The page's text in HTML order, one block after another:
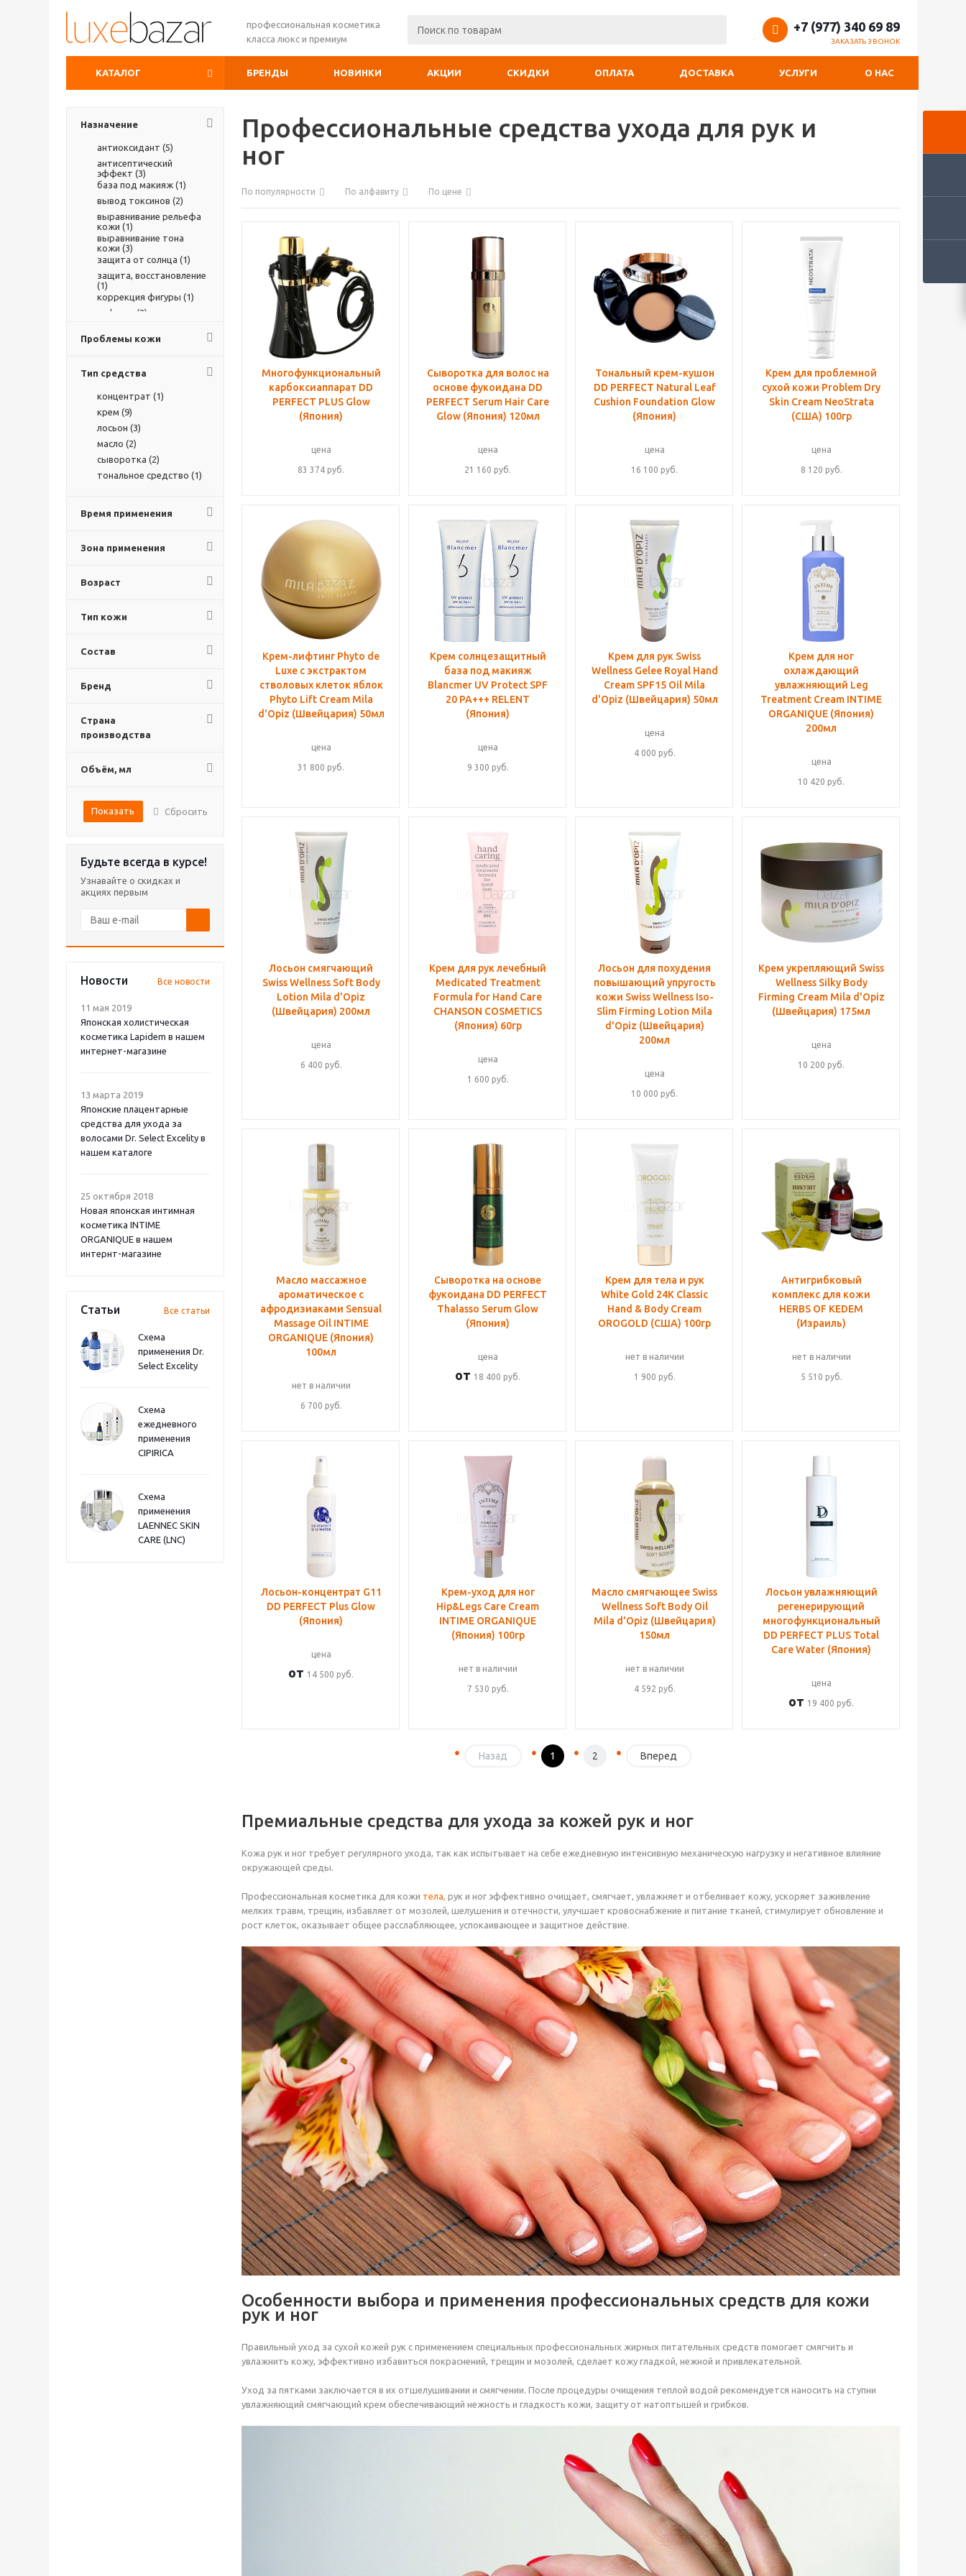
профессиональная косметика
класса люкс и премиум
+7 (977) 340 69 89
ЗАКАЗАТЬ ЗВОНОК
КАТАЛОГ БРЕНДЫ НОВИНКИ АКЦИИ СКИДКИ ОПЛАТА ДОСТАВКА УСЛУГИ О НАС
Назначение
антиоксидант (5)
антисептический
эффект (3)
база под макияж (1)
вывод токсинов (2)
выравнивание рельефа
кожи (1)
выравнивание тона
кожи (3)
защита от солнца (1)
защита, восстановление
(1)
коррекция фигуры (1)
лифтинг (2)
омоложение (3
после лазерных
похудение (1)
регенерация (
себорегулирование (
тонизирование (
увлажнение (11
укрепление сосудов ( 4)
действие (7)
Проблемы кожи
Тип средства
концентрат (1)
крем (9)
лосьон (3)
масло (2)
сыворотка (2)
тональное средство (1)
Время применения
Зона применения
Возраст
Тип кожи
Состав
Бренд
Страна
производства
Объём, мл
Показать Сбросить
Будьте всегда в курсе!
Узнавайте о скидках и
акциях первым
Новости Все новости
11 мая 2019
Японская холистическая
косметика Lapidem в нашем
интернет-магазине
13 марта 2019
Японские плацентарные
средства для ухода за
волосами Dr. Select Excelity в
нашем каталоге
25 октября 2018
Новая японская интимная
косметика INTIME
ORGANIQUE в нашем
интернт-магазине
Статьи Все статьи
Схема
применения Dr.
Select Excelity
Схема
ежедневного
применения
CIPIRICA
Схема
применения
LAENNEC SKIN
CARE (LNC)
Профессиональные средства ухода для рук и
ног
По популярности По алфавиту По цене
Многофункциональный
карбоксиаппарат DD
PERFECT PLUS Glow
(Япония)
цена
83 374 руб.
Сыворотка для волос на
основе фукоидана DD
PERFECT Serum Hair Care
Glow (Япония) 120мл
цена
21 160 руб.
Тональный крем-кушон
DD PERFECT Natural Leaf
Cushion Foundation Glow
(Япония)
цена
16 100 руб.
Крем для проблемной
сухой кожи Problem Dry
Skin Cream NeoStrata
(США) 100гр
цена
8 120 руб.
Крем-лифтинг Phyto de
Luxe с экстрактом
стволовых клеток яблок
Phyto Lift Cream Mila
d'Opiz (Швейцария) 50мл
цена
31 800 руб.
Крем солнцезащитный
база под макияж
Blancmer UV Protect SPF
20 PA+++ RELENT
(Япония)
цена
9 300 руб.
Крем для рук Swiss
Wellness Gelee Royal Hand
Cream SPF15 Oil Mila
d'Opiz (Швейцария) 50мл
цена
4 000 руб.
Крем для ног
охлаждающий
увлажняющий Leg
Treatment Cream INTIME
ORGANIQUE (Япония)
200мл
цена
10 420 руб.
Лосьон смягчающий
Swiss Wellness Soft Body
Lotion Mila d'Opiz
(Швейцария) 200мл
цена
6 400 руб.
Крем для рук лечебный
Medicated Treatment
Formula for Hand Care
CHANSON COSMETICS
(Япония) 60гр
цена
1 600 руб.
Лосьон для похудения
повышающий упругость
кожи Swiss Wellness Iso-
Slim Firming Lotion Mila
d'Opiz (Швейцария)
200мл
цена
10 000 руб.
Крем укрепляющий Swiss
Wellness Silky Body
Firming Cream Mila d'Opiz
(Швейцария) 175мл
цена
10 200 руб.
Масло массажное
ароматическое с
афродизиаками Sensual
Massage Oil INTIME
ORGANIQUE (Япония)
100мл
нет в наличии
6 700 руб.
Сыворотка на основе
фукоидана DD PERFECT
Thalasso Serum Glow
(Япония)
цена
от 18 400 руб.
Крем для тела и рук
White Gold 24K Classic
Hand & Body Cream
OROGOLD (США) 100гр
нет в наличии
1 900 руб.
Антигрибковый
комплекс для кожи
HERBS OF KEDEM
(Израиль)
нет в наличии
5 510 руб.
Лосьон-концентрат G11
DD PERFECT Plus Glow
(Япония)
цена
от 14 500 руб.
Крем-уход для ног
Hip&Legs Care Cream
INTIME ORGANIQUE
(Япония) 100гр
нет в наличии
7 530 руб.
Масло смягчающее Swiss
Wellness Soft Body Oil
Mila d'Opiz (Швейцария)
150мл
нет в наличии
4 592 руб.
Лосьон увлажняющий
регенерирующий
многофункциональный
DD PERFECT PLUS Total
Care Water (Япония)
цена
от 19 400 руб.
Назад 1 2 Вперед
Премиальные средства для ухода за кожей рук и ног
Кожа рук и ног требует регулярного ухода, так как испытывает на себе ежедневную интенсивную механическую нагрузку и негативное влияние
окружающей среды.
Профессиональная косметика для кожи тела, рук и ног эффективно очищает, смягчает, увлажняет и отбеливает кожу, ускоряет заживление
мелких травм, трещин, избавляет от мозолей, шелушения и отечности, улучшает кровоснабжение и питание тканей, стимулирует обновление и
рост клеток, оказывает общее расслабляющее, успокаивающее и защитное действие.
Особенности выбора и применения профессиональных средств для кожи
рук и ног
Правильный уход за сухой кожей рук с применением специальных профессиональных жирных питательных средств помогает смягчить и
увлажнить кожу, эффективно избавиться покраснений, трещин и мозолей, сделает кожу гладкой, нежной и привлекательной.
Уход за пятками заключается в их отшелушивании и смягчении. После процедуры очищения теплой водой рекомендуется наносить на ступни
увлажняющий смягчающий крем обеспечивающий нежность и гладкость кожи, защиту от натоптышей и грибков.